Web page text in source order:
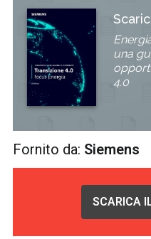
una
4.0
Fornito da: Siemens
SCARICA